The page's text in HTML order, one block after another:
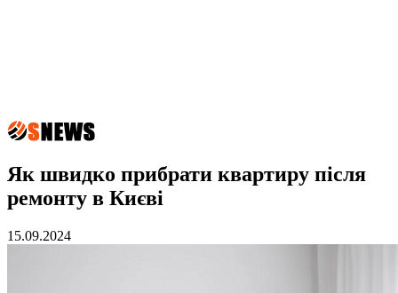
Як швидко прибрати квартиру після
ремонту в Києві
15.09.2024